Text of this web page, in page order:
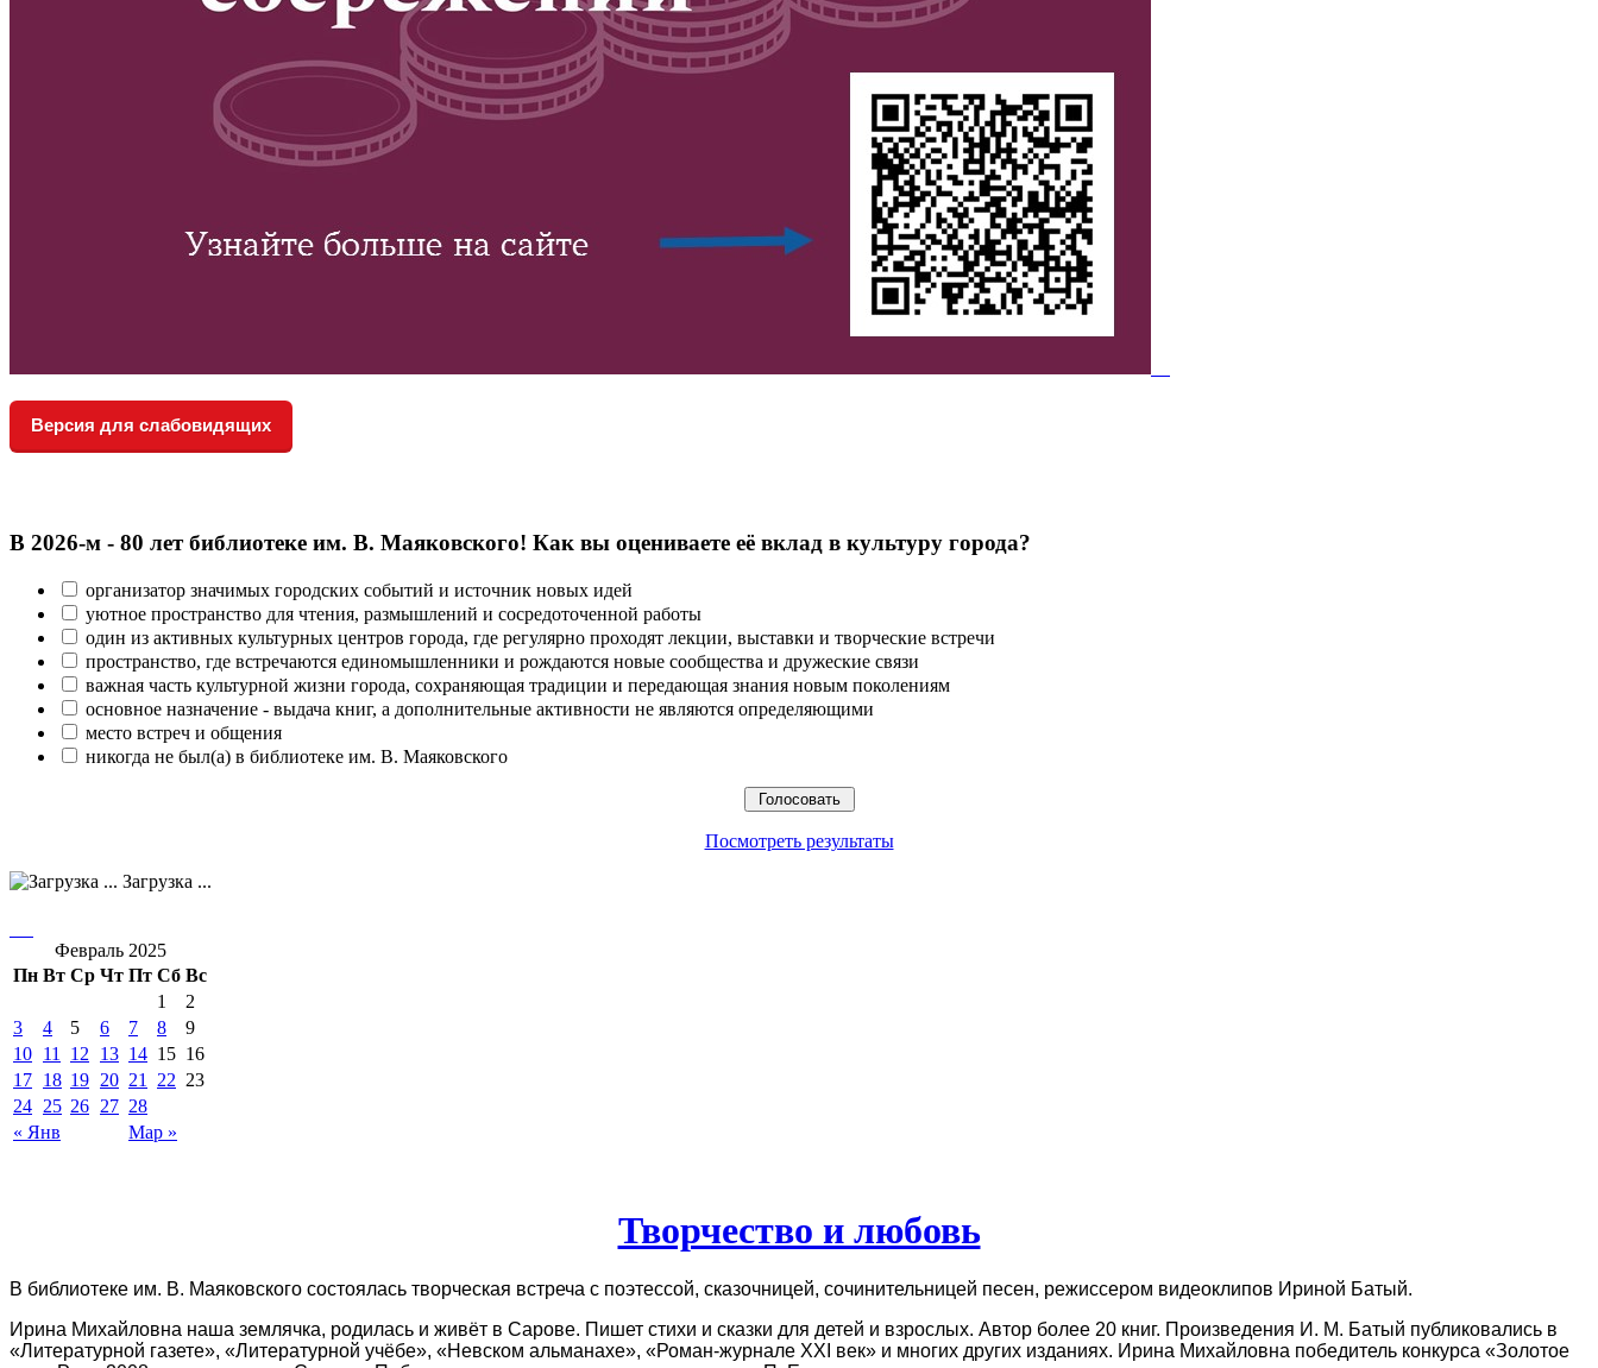
Версия для слабовидящих
В 2026‑м - 80 лет библиотеке им. В. Маяковского! Как вы оцениваете её вклад в культуру города?
организатор значимых городских событий и источник новых идей
уютное пространство для чтения, размышлений и сосредоточенной работы
один из активных культурных центров города, где регулярно проходят лекции, выставки и творческие встречи
пространство, где встречаются единомышленники и рождаются новые сообщества и дружеские связи
важная часть культурной жизни города, сохраняющая традиции и передающая знания новым поколениям
основное назначение - выдача книг, а дополнительные активности не являются определяющими
место встреч и общения
никогда не был(а) в библиотеке им. В. Маяковского
Посмотреть результаты
Загрузка ...
Февраль 2025
Пн Вт Ср Чт Пт Сб Вс
« Янв Мар »
1
2
3
4 5 6 7 8
9
10 11 12 13 14 15 16
17 18 19 20 21 22 23
24 25 26 27 28
Творчество и любовь
В библиотеке им. В. Маяковского состоялась творческая встреча с поэтессой, сказочницей, сочинительницей песен, режиссером видеоклипов Ириной Батый.
Ирина Михайловна наша землячка, родилась и живёт в Сарове. Пишет стихи и сказки для детей и взрослых. Автор более 20 книг. Произведения И. М. Батый публиковались в
«Литературной газете», «Литературной учёбе», «Невском альманахе», «Роман-журнале XXI век» и многих других изданиях. Ирина Михайловна победитель конкурса «Золотое